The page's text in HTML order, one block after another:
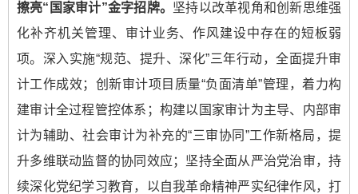
擦亮“国家审计”金字招牌。 坚持以改革视角和创新思维强
化补齐机关管理、审计业务、作风建设中存在的短板弱
项。深入实施“规范、提升、深化”三年行动，全面提升审
计工作成效；创新审计项目质量“负面清单”管理，着力构
建审计全过程管控体系；构建以国家审计为主导、内部审
计为辅助、社会审计为补充的“三审协同”工作新格局，提
升多维联动监督的协同效应；坚持全面从严治党治审，持
续深化党纪学习教育，以自我革命精神严实纪律作风，打